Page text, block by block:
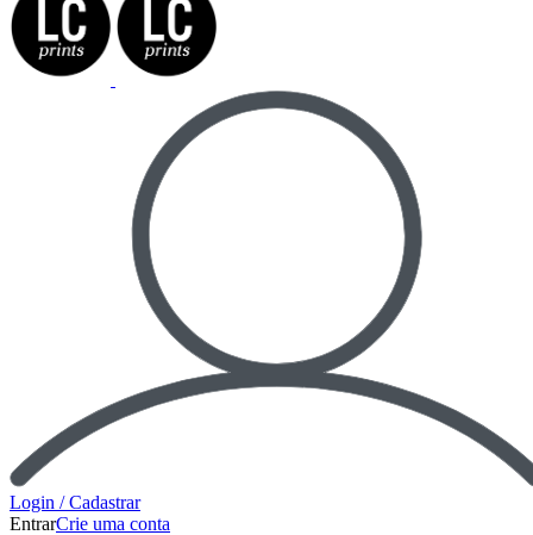
Login / Cadastrar
EntrarCrie uma conta